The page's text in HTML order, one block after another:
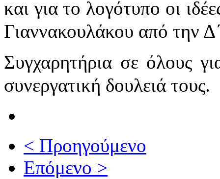
και για το λογότυπο οι
Γιαννακουλάκου από την
Συγχαρητήρια σε όλους
συνεργατική δουλειά τους.
< Προηγούμενο
Επόμενο >